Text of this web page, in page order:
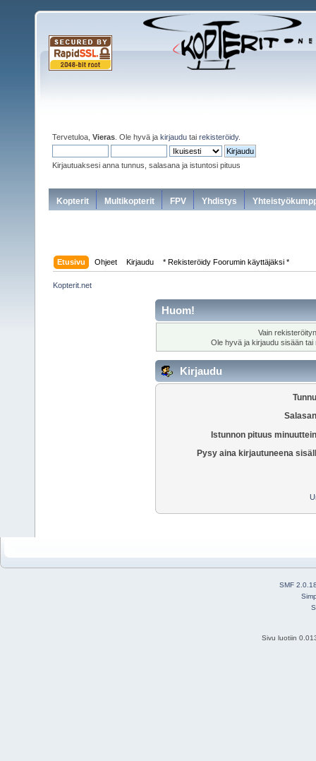
Tervetuloa, Vieras . Ole hyvä ja kirjaudu tai rekisteröidy.
Kirjautuaksesi anna tunnus, salasana ja istuntosi pituus
Kopterit Multikopterit FPV Yhdistys
Etusivu Ohjeet Kirjaudu * Rekisteröidy Foorumin käyttäjäksi *
Kopterit.net
Huom!
Vain
Ole hyvä ja kirjaudu sisään tai
Kirjaudu
Istunnon pituus
Pysy aina kirjautuneena
SMF
Sivu luotiin